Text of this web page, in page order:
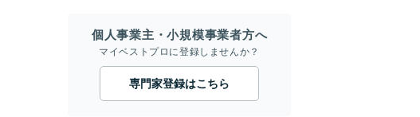
個人事業主・小規模事業者方へ
マイベストプロに登録しませんか？
専門家登録はこちら